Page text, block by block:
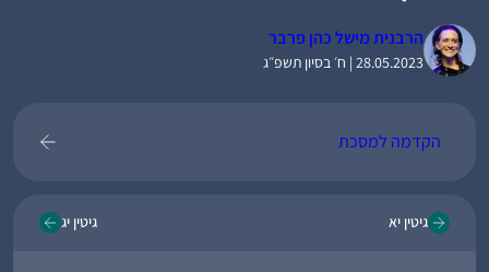
הרבנית מישל כהן פרבר
28.05.2023 | ח׳ בסיון תשפ״ג
הקדמה למסכת
גיטין יא גיטין יג